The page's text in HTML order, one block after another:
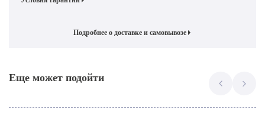
Подробнее о доставке и самовывозе
Еще может подойти